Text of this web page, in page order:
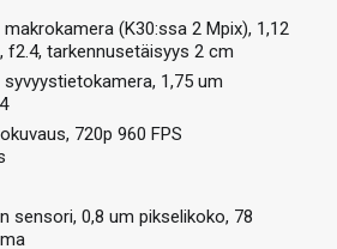
(K30:ssa 2 Mpix), 1,12
f2.4, tarkennusetäisyys 2 cm
1,75 um
720p 960 FPS
sensori, 0,8 um pikselikoko, 78